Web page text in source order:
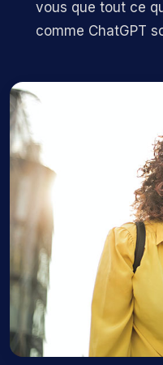
vous que tout ce
comme ChatGPT